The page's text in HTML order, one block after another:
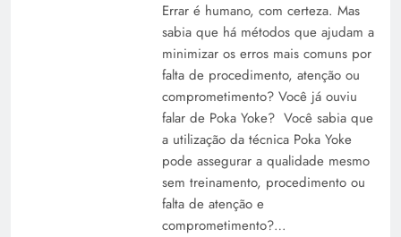
Errar é humano, com certeza. Mas
sabia que há métodos que ajudam a
minimizar os erros mais comuns por
falta de procedimento, atenção ou
comprometimento? Você já ouviu
falar de Poka Yoke? Você sabia que
a utilização da técnica Poka Yoke
pode assegurar a qualidade mesmo
sem treinamento, procedimento ou
falta de atenção e
comprometimento?…